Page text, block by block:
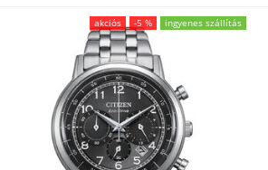
akciós -5 % ingyenes szállítás